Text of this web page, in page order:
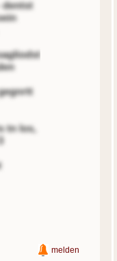
dentst
tn los,
melden